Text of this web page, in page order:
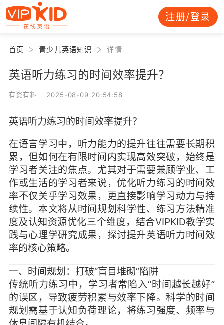
注册/登录
首页 青少儿英语知识 详情
英语听力练习的时间效率提升？
有资有料 2025-08-09 20:54:58
英语听力练习的时间效率提升？
在语言学习中，听力能力的提升往往需要长期积
累，但如何在有限时间内实现高效突破，始终是
学习者关注的焦点。尤其对于需要兼顾学业、工
作或生活的学习者来说，优化听力练习的时间效
率不仅关乎学习效果，更直接影响学习动力与持
续性。本文将从时间规划科学性、 练习方法精准
度及认知资源优化三个维度，结合VIPKID教学实
践与心理学研究成果，探讨提升英语听力时间效
率的核心策略。
一、时间规划：打破“盲目堆砌”陷阱
传统听力练习中，学习者常陷入“时间越长越好”
的误区，导致疲劳积累与效率下降。科学的时间
规划需基于认知负荷理论，将练习强度、频率与